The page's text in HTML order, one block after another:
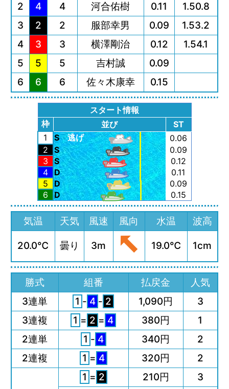
2
4 4 河合佑樹 0.11
1.50.8
3
2 2 服部幸男 0.09
1.53.2
4
3 3 横澤剛治 0.12
1.54.1
5
5 5 吉村誠
0.09
6
6 6 佐々木康幸 0.15
スタート情報
枠
並び
ST
1
S 逃げ
0.06
2
S
0.09
3
S
0.12
4 D
0.11
5
D
0.09
6
D 0.15
気温 天気 風速 風向 水温 波高
20.0℃ 曇り 3m 19.0℃ 1cm
勝式 組番 払戻金
人気
3連単
1 - 4 - 2 1,090円
3
3連複
1 = 2 = 4 380円
1
2連単
1 - 4 340円
2
2連複
1 = 4 320円
2
1 = 2 210円 3